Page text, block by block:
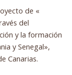
de «
del
y la formación
y Senegal»,
Canarias.